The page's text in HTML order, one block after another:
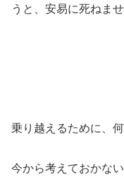
うと、安易に死ねま
乗り越えるために、
今から考えておかな